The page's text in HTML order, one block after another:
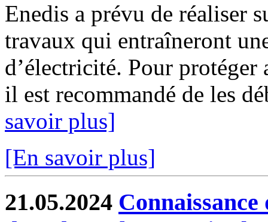
Enedis a prévu de réaliser
travaux qui entraîneront
d’électricité. Pour protéger
il est recommandé de les
savoir plus]
[En savoir plus]
21.05.2024